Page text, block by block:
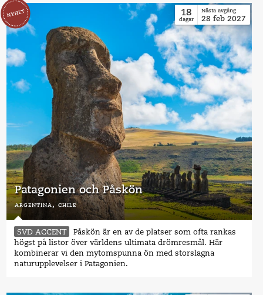
Patagonien och Påskön
argentina, chile
18
dagar
Nästa avgång
28feb 2027
SVD ACCENT
Påskön är en av de platser som ofta rankas
högst på listor över världens ultimata drömresmål. Här
kombinerar vi den mytomspunna ön med storslagna
naturupplevelser i Patagonien.